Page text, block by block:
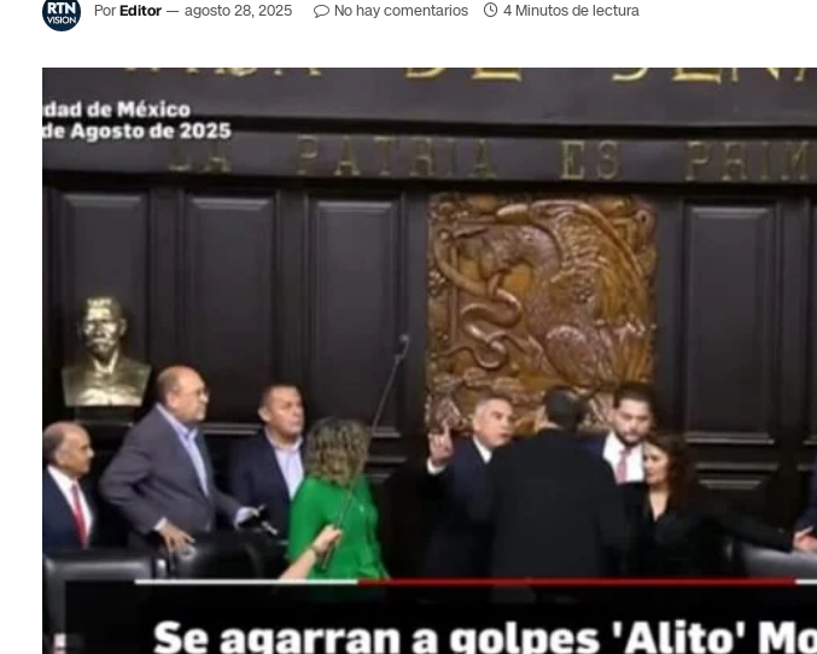
PorEditor agosto 28, 2025 No hay comentarios 4 Minutos de lectura